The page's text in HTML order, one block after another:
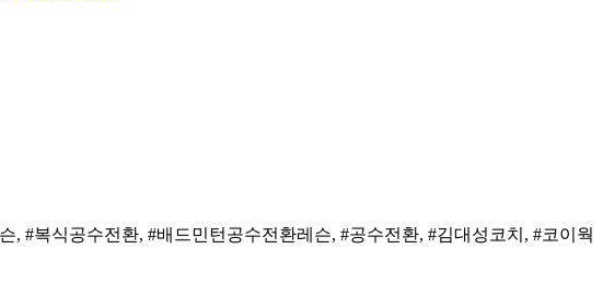
#복식공수전환, #배드민턴공수전환레슨, #공수전환, #김대성코치, #코이웍